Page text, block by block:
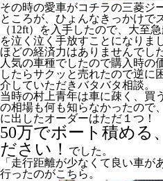
その時の愛車がコチラの三菱ジ
ところが、ひょんなきっかけで
（12ft）を入手したので、大至
を泣く泣く手放すことになりま
ほどの経済力はありませんでし
人気の車種でしたので購入時の
したらサクッと売れたので逆に
介していただきバタバタ相談。
当時の村上青年は車に疎く、買
の相場も何も知らなかったので
に出したオーダーはただ１つ！
50万でボート積める
ださい！
でした。
「走行距離が少なくて良い車
行ったのがこちら。